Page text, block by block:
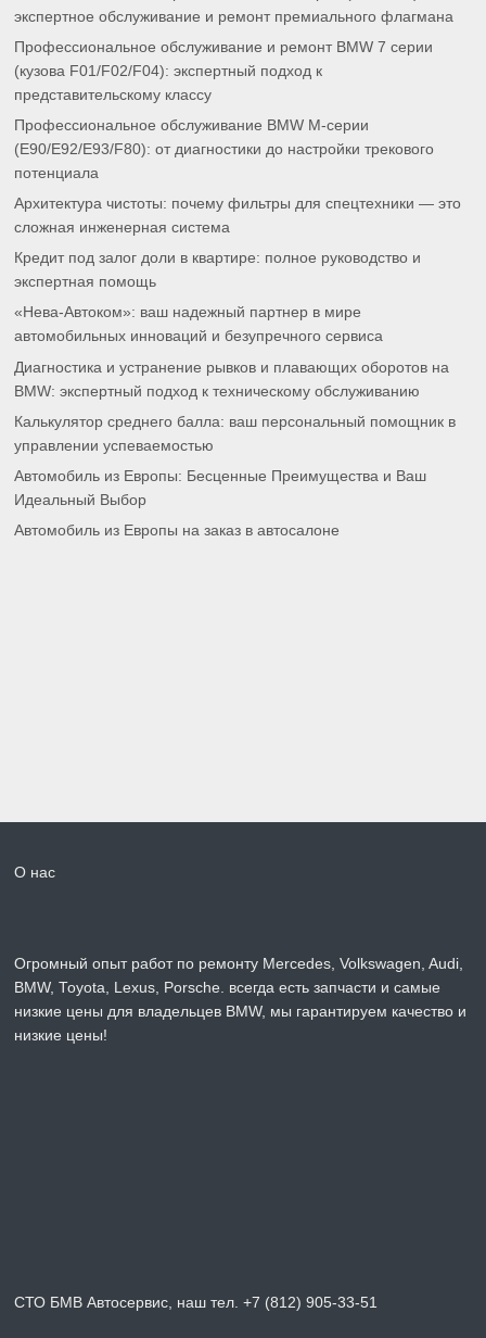
экспертное обслуживание и ремонт премиального флагмана
Профессиональное обслуживание и ремонт BMW 7 серии
(кузова F01/F02/F04): экспертный подход к
представительскому классу
Профессиональное обслуживание BMW M-серии
(E90/E92/E93/F80): от диагностики до настройки трекового
потенциала
Архитектура чистоты: почему фильтры для спецтехники — это
сложная инженерная система
Кредит под залог доли в квартире: полное руководство и
экспертная помощь
«Нева-Автоком»: ваш надежный партнер в мире
автомобильных инноваций и безупречного сервиса
Диагностика и устранение рывков и плавающих оборотов на
BMW: экспертный подход к техническому обслуживанию
Калькулятор среднего балла: ваш персональный помощник в
управлении успеваемостью
Автомобиль из Европы: Бесценные Преимущества и Ваш
Идеальный Выбор
Автомобиль из Европы на заказ в автосалоне
О нас
Огромный опыт работ по ремонту Mercedes, Volkswagen, Audi,
BMW, Toyota, Lexus, Porsche. всегда есть запчасти и самые
низкие цены для владельцев BMW, мы гарантируем качество и
низкие цены!
СТО БМВ Автосервис, наш тел. +7 (812) 905-33-51